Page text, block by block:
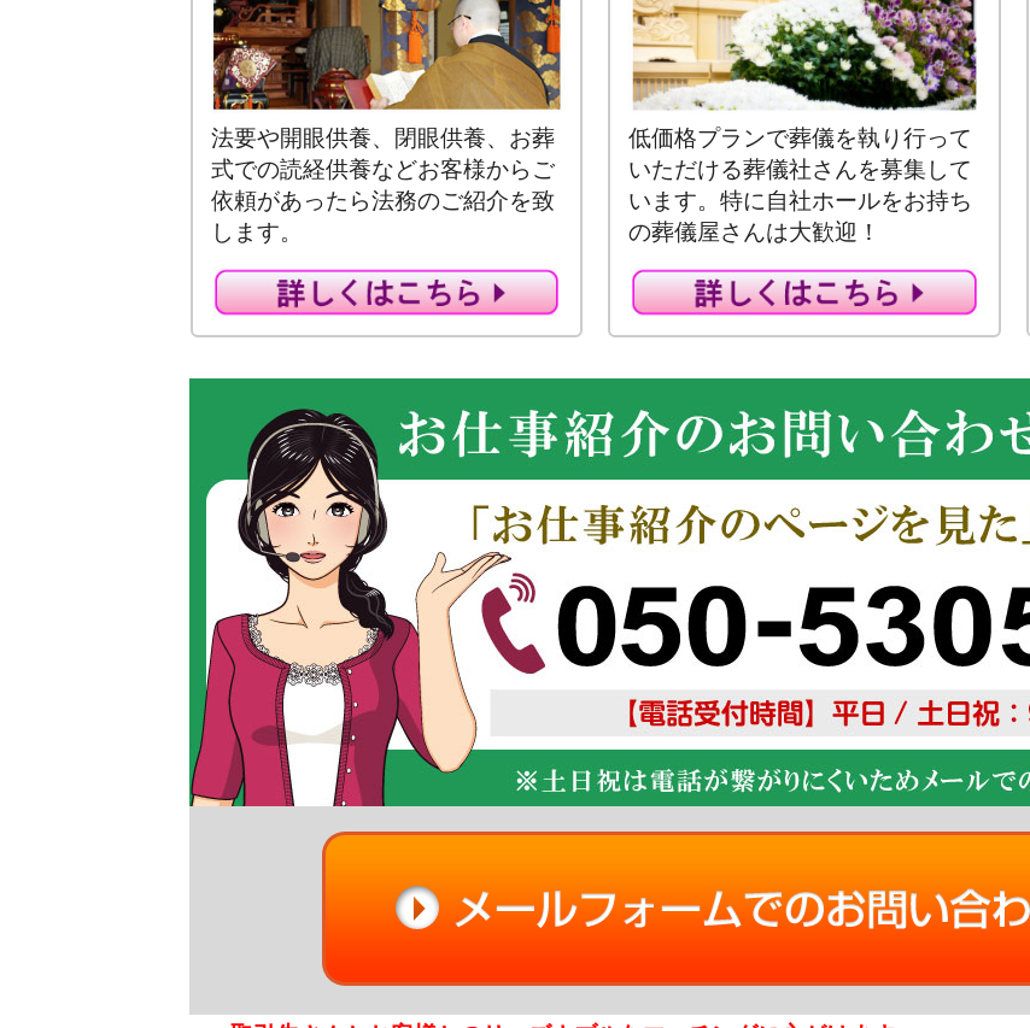
法要や開眼供養、閉眼供養、お葬
式での読経供養などお客様からご
依頼があったら法務のご紹介を致
します。
低価格プランで葬儀を執り行って
いただける葬儀社さんを募集して
います。特に自社ホールをお持ち
の葬儀屋さんは大歓迎！